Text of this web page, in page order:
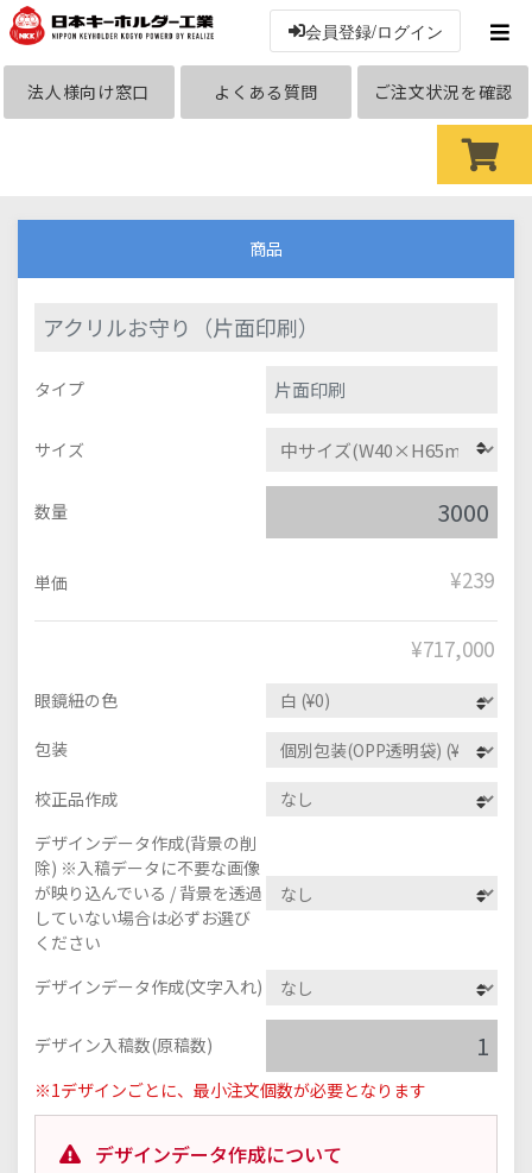
会員登録/ログイン
法人様向け窓口 よくある質問 ご注文状況を確認
商品
アクリルお守り（片面印刷）
タイプ 片面印刷
サイズ
数量
単価 ¥239
¥717,000
眼鏡紐の色
包装
校正品作成
デザインデータ作成(背景の削
除) ※入稿データに不要な画像
が映り込んでいる / 背景を透過
していない場合は必ずお選び
ください
デザインデータ作成(文字入れ)
デザイン入稿数(原稿数)
※1デザインごとに、最小注文個数が必要となります
デザインデータ作成について